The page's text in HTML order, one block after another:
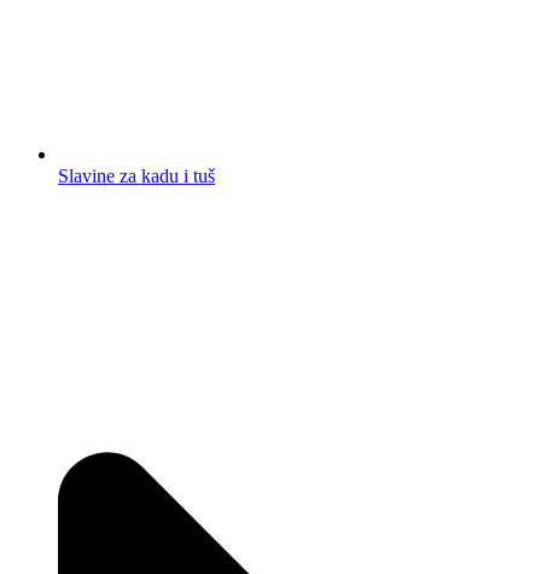
Slavine za kadu i tuš